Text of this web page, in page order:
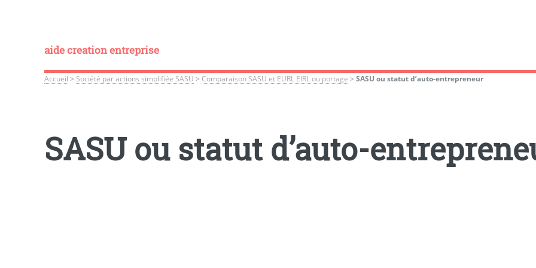
aide creation entreprise
Accueil > Société par actions simplifiée SASU > Comparaison SASU et EURL EIRL ou portage > SASU ou statut d’auto-entrepreneur
SASU ou statut d’auto-